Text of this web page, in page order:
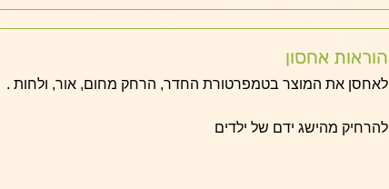
הוראות אחסון
לאחסן את המוצר בטמפרטורת החדר, הרחק מחום, אור, ולחות .
להרחיק מהישג ידם של ילדים